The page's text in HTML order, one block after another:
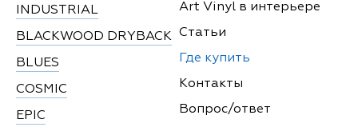
INDUSTRIAL
BLACKWOOD DRYBACK
BLUES
COSMIC
EPIC
Art Vinyl в интерьере
Статьи
Где купить
Контакты
Вопрос/ответ